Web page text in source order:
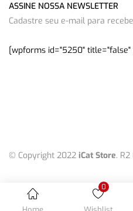
0
ASSINE NOSSA NEWSLETTER
Cadastre seu e-mail para
[wpforms id="5250"
© Copyright 2022 iCat Store.